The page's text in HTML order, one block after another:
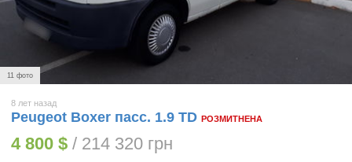
11 фото
8 лет назад
Peugeot Boxer пасс. 1.9 TD РОЗМИТНЕНА
4 800 $ / 214 320 грн